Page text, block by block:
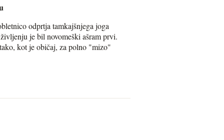
odprtja tamkajšnjega joga
je bil novomeški ašram prvi.
kot je običaj, za polno "mizo"